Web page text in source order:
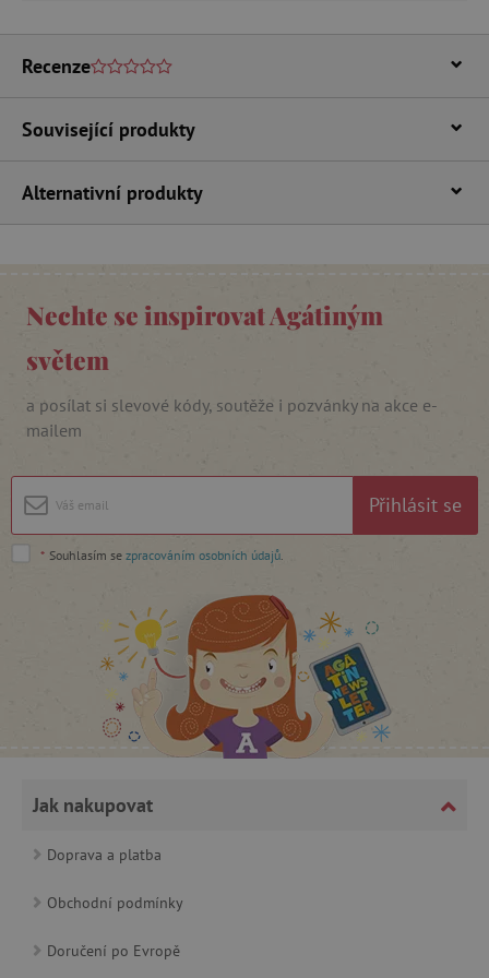
Recenze
Související produkty
Alternativní produkty
Nechte se inspirovat Agátiným
světem
a posílat si slevové kódy, soutěže i pozvánky na akce e-
mailem
Přihlásit se
* Souhlasím se zpracováním osobních údajů
Jak nakupovat
Doprava a platba
Obchodní podmínky
Doručení po Evropě
Nezbytně nutné soubory cookie umožňují
základní funkce webových stránek, jako je
přihlášení uživatele a správa účtu. Webové
Doména
__cf_bm
cjConsent .agatinsvet.cz
CookieScriptConsent